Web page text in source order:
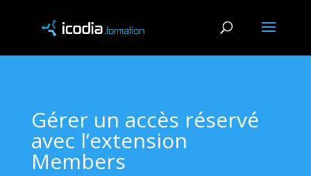
Gérer un accès réservé
avec l’extension
Members